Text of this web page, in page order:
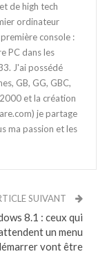
de high tech
ordinateur
console :
PC dans les
J'ai possédé
GB, GG, GBC,
et la création
je partage
ma passion et les
SUIVANT
8.1 : ceux qui
un menu
vont être